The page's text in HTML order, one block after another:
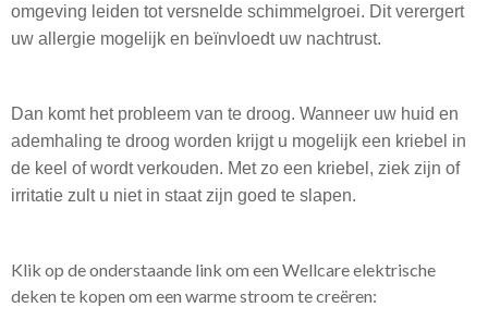
omgeving leiden tot versnelde schimmelgroei. Dit verergert
uw allergie mogelijk en beïnvloedt uw nachtrust.
Dan komt het probleem van te droog. Wanneer uw huid en
ademhaling te droog worden krijgt u mogelijk een kriebel in
de keel of wordt verkouden. Met zo een kriebel, ziek zijn of
irritatie zult u niet in staat zijn goed te slapen.
Klik op de onderstaande link om een Wellcare elektrische
deken te kopen om een warme stroom te creëren: